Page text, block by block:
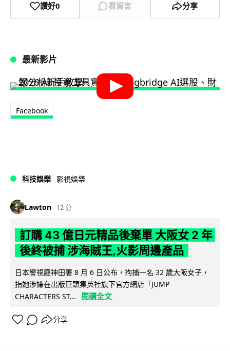
讚好0 看留言 分享
最新影片
Facebook
科技娛樂 影視娛樂
Lawton 12 分
訂購 43 億日元精品後棄單 大阪女 2 年
後終被捕 涉海賊王,火影周邊產品
日本警視廳神田署 8 月 6 日公布，拘捕一名 32 歲大阪女子，
指她涉嫌在出版巨頭集英社旗下官方網店「JUMP
CHARACTERS ST...
閱讀全文
分享